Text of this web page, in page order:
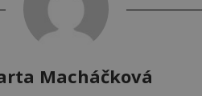
Macháčková